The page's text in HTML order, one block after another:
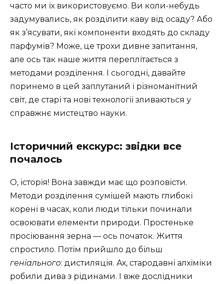
часто ми їх використовуємо. Ви коли-небудь
задумувались, як розділити каву від осаду? Або
як з’ясувати, які компоненти входять до складу
парфумів? Може, це трохи дивне запитання,
але ось так наше життя переплітається з
методами розділення. І сьогодні, давайте
поринемо в цей заплутаний і різноманітний
світ, де старі та нові технології зливаються у
справжнє мистецтво науки.
Історичний екскурс: звідки все
почалось
О, історія! Вона завжди має що розповісти.
Методи розділення сумішей мають глибокі
корені в часах, коли люди тільки починали
освоювати елементи природи. Простеньке
просіювання зерна — ось початок. Життя
спростило. Потім прийшло до більш
геніального: дистиляція. Ах, стародавні алхіміки
робили дива з рідинами. І вже дослідники